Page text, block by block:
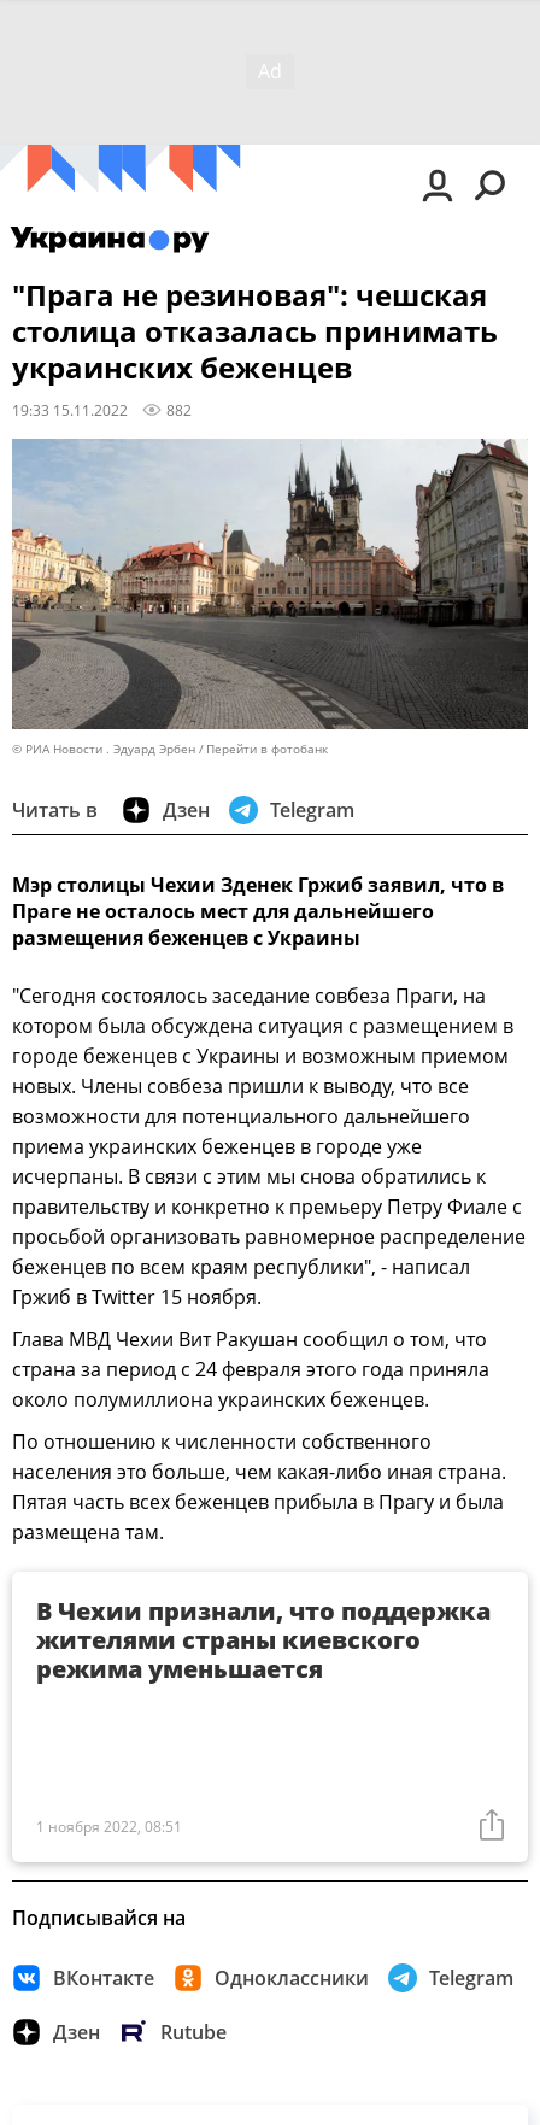
"Прага не резиновая": чешская
столица отказалась принимать
украинских беженцев
19:33 15.11.2022 882
© РИА Новости . Эдуард Эрбен Перейти в фотобанк
Читать в Дзен Telegram
Мэр столицы Чехии Зденек Гржиб заявил, что в
Праге не осталось мест для дальнейшего
размещения беженцев с Украины
"Сегодня состоялось заседание совбеза Праги, на
котором была обсуждена ситуация с размещением в
городе беженцев с Украины и возможным приемом
новых. Члены совбеза пришли к выводу, что все
возможности для потенциального дальнейшего
приема украинских беженцев в городе уже
исчерпаны. В связи с этим мы снова обратились к
правительству и конкретно к премьеру Петру Фиале с
просьбой организовать равномерное распределение
беженцев по всем краям республики", - написал
Гржиб в Twitter 15 ноября.
Глава МВД Чехии Вит Ракушан сообщил о том, что
страна за период с 24 февраля этого года приняла
около полумиллиона украинских беженцев.
По отношению к численности собственного
населения это больше, чем какая-либо иная страна.
Пятая часть всех беженцев прибыла в Прагу и была
размещена там.
1 ноября 2022, 08:51
В Чехии признали, что поддержка
жителями страны киевского
режима уменьшается
Подписывайся на
ВКонтакте Одноклассники Telegram
Дзен Rutube